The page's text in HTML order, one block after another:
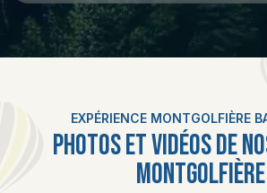
EXPÉRIENCE MONTGOLFIÈRE
PHOTOS ET VIDÉOS DE
MONTGOLFIÈRE